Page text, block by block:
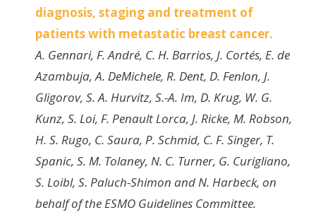
diagnosis, staging and treatment of
patients with metastatic breast cancer.
A. Gennari, F. André, C. H. Barrios, J. Cortés, E. de
Azambuja, A. DeMichele, R. Dent, D. Fenlon, J.
Gligorov, S. A. Hurvitz, S.-A. Im, D. Krug, W. G.
Kunz, S. Loi, F. Penault Lorca, J. Ricke, M. Robson,
H. S. Rugo, C. Saura, P. Schmid, C. F. Singer, T.
Spanic, S. M. Tolaney, N. C. Turner, G. Curigliano,
S. Loibl, S. Paluch-Shimon and N. Harbeck, on
behalf of the ESMO Guidelines Committee.